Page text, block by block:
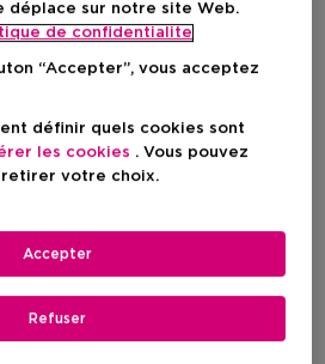
déplace sur notre site Web.
de confidentialite
“Accepter”, vous acceptez
définir quels cookies sont
les cookies . Vous pouvez
votre choix.
Refuser
Accepter